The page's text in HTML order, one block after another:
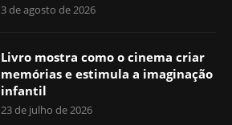
3 de agosto de 2026
Livro mostra como o cinema criar
memórias e estimula a imaginação
infantil
23 de julho de 2026